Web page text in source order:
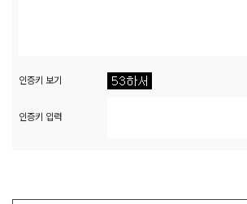
인증키 보기
인증키 입력